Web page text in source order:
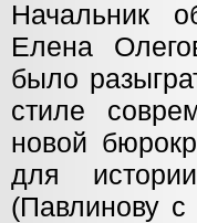
Начальник
Елена
было
стиле
новой
для
(Павлинову